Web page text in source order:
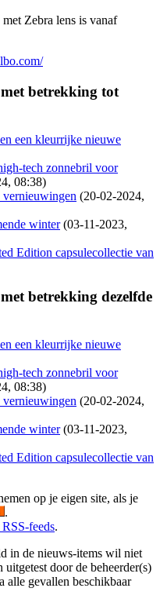
Zebra lens is vanaf
met betrekking tot
een kleurrijke nieuwe
tech zonnebril voor
08:38)
(20-02-2024,
winter (03-11-2023,
Edition capsulecollectie van
betrekking dezelfde
een kleurrijke nieuwe
tech zonnebril voor
08:38)
(20-02-2024,
winter (03-11-2023,
Edition capsulecollectie van
op je eigen site, als je
.
feeds.
in de nieuws-items wil niet
door de beheerder(s)
alle gevallen beschikbaar